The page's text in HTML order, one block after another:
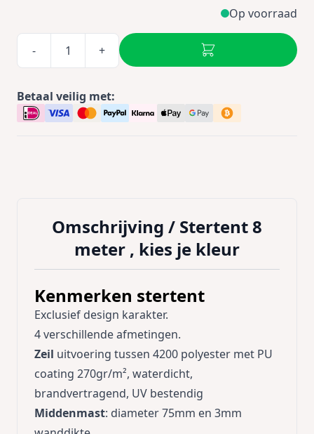
Op voorraad
- +
Betaal veilig met:
Omschrijving / Stertent 8
meter , kies je kleur
Kenmerken stertent
Exclusief design karakter.
4 verschillende afmetingen.
Zeil uitvoering tussen 4200 polyester met PU
coating 270gr/m², waterdicht,
brandvertragend, UV bestendig
Middenmast: diameter 75mm en 3mm